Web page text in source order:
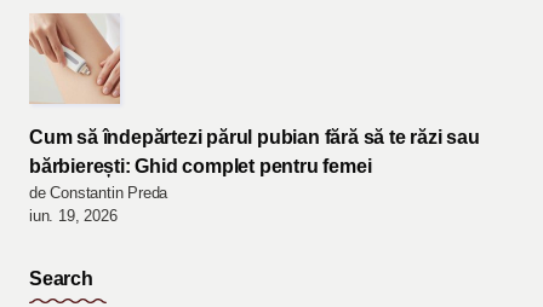
Cum să îndepărtezi părul pubian fără să te răzi sau
bărbierești: Ghid complet pentru femei
de Constantin Preda
iun. 19, 2026
Search